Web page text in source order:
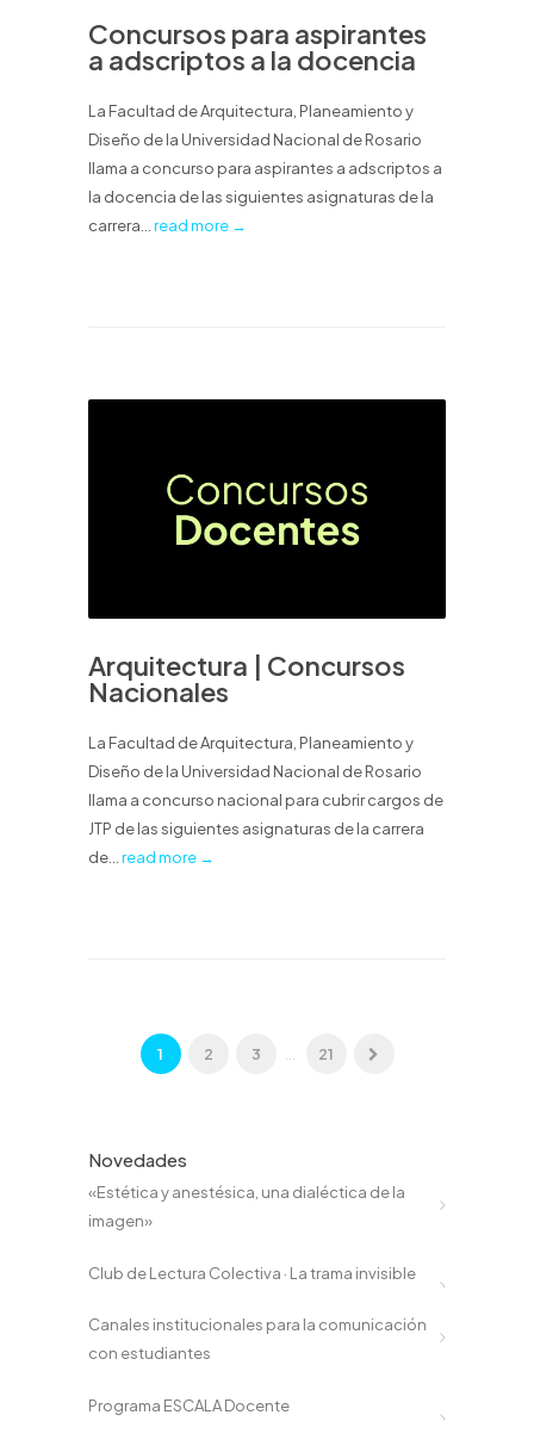
Concursos para aspirantes
a adscriptos a la docencia
La Facultad de Arquitectura, Planeamiento y
Diseño de la Universidad Nacional de Rosario
llama a concurso para aspirantes a adscriptos a
la docencia de las siguientes asignaturas de la
carrera... read more →
Arquitectura | Concursos
Nacionales
La Facultad de Arquitectura, Planeamiento y
Diseño de la Universidad Nacional de Rosario
llama a concurso nacional para cubrir cargos de
JTP de las siguientes asignaturas de la carrera
de...read more →
1 2 3 ... 21
Novedades
«Estética y anestésica, una dialéctica de la
imagen»
Club de Lectura Colectiva · La trama invisible
Canales institucionales para la comunicación
con estudiantes
Programa ESCALA Docente